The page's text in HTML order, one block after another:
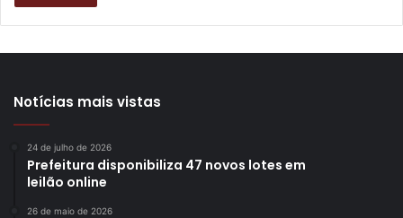
Notícias mais vistas
24 de julho de 2026
Prefeitura disponibiliza 47 novos lotes em
leilão online
26 de maio de 2026